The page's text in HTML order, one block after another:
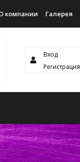
компании Галерея
Вход
Регистрация